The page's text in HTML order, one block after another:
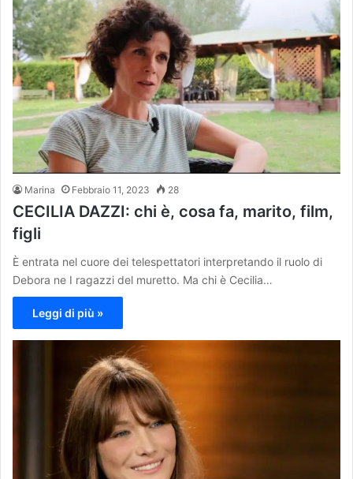
Marina Febbraio 11, 2023 28
CECILIA DAZZI: chi è, cosa fa, marito, film,
figli
È entrata nel cuore dei telespettatori interpretando il ruolo di
Debora ne I ragazzi del muretto. Ma chi è Cecilia…
Leggi di più »